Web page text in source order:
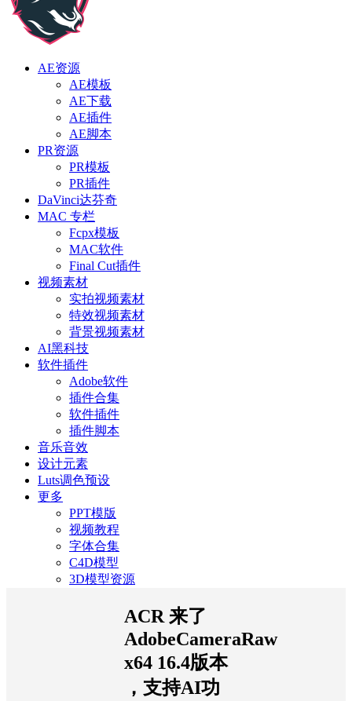
AE资源
AE模板
AE下载
AE插件
AE脚本
PR资源
PR模板
PR插件
DaVinci达芬奇
MAC 专栏
Fcpx模板
MAC软件
Final Cut插件
视频素材
实拍视频素材
特效视频素材
背景视频素材
AI黑科技
软件插件
Adobe软件
插件合集
软件插件
插件脚本
音乐音效
设计元素
Luts调色预设
更多
PPT模版
视频教程
字体合集
C4D模型
3D模型资源
ACR 来了
AdobeCameraRaw
x64 16.4版本
，支持AI功